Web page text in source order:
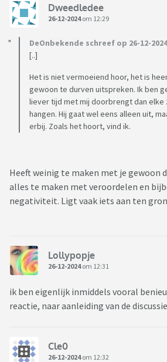
Dweedledee
26-12-2024om 12:29
DeOnbekende schreef op 26-12-
[..]
Het is niet vermoeiend hoor, het is
gewoon te durven uitspreken. Ik ben
liever tijd met mij doorbrengt dan
hangen. Hij gaat wel eens alleen uit,
erbij. Zoals het hoort, vind ik.
Heeft weinig te maken met je gewoon
alles te maken met veroordelen en
negativiteit. Ligt vaak iets aan ten
Lollypopje
26-12-2024om 12:31
ik ben eigenlijk inmiddels vooral
reactie, naar aanleiding van de discussie
Cle0
26-12-2024om 12:32